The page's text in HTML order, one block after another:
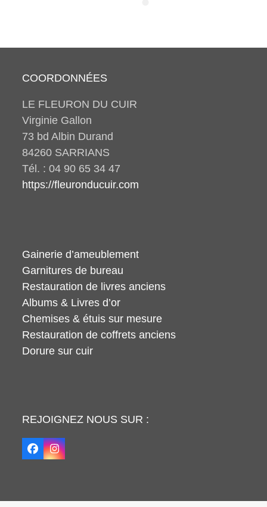
COORDONNÉES
LE FLEURON DU CUIR
Virginie Gallon
73 bd Albin Durand
84260 SARRIANS
Tél. : 04 90 65 34 47
https://fleuronducuir.com
Gainerie d’ameublement
Garnitures de bureau
Restauration de livres anciens
Albums & Livres d’or
Chemises & étuis sur mesure
Restauration de coffrets anciens
Dorure sur cuir
REJOIGNEZ NOUS SUR :
FacebookInstagram